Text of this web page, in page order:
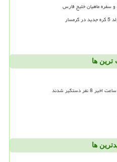
سفره ماهیان خلیج فارس
ترین ها
ها